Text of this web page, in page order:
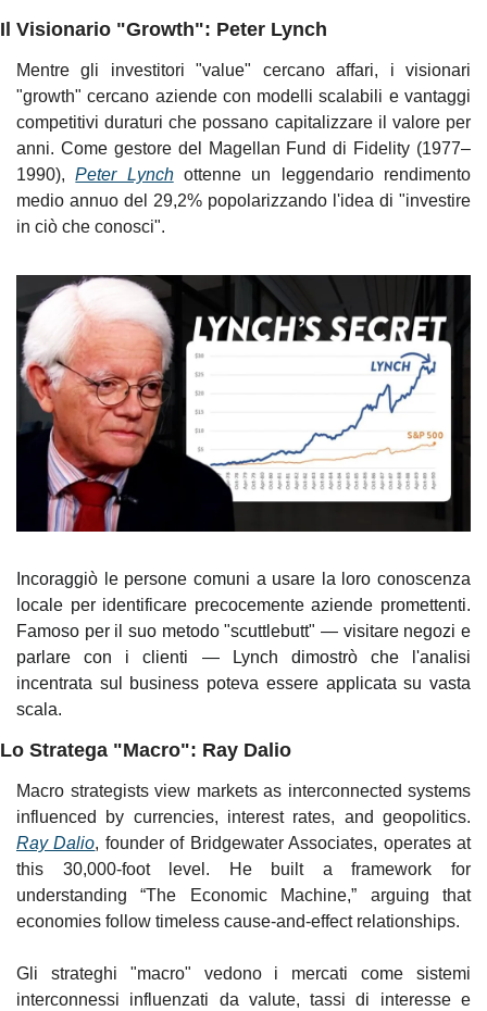
Il Visionario "Growth": Peter Lynch
Mentre gli investitori "value" cercano affari, i visionari
"growth" cercano aziende con modelli scalabili e vantaggi
competitivi duraturi che possano capitalizzare il valore per
anni. Come gestore del Magellan Fund di Fidelity (1977–
1990), Peter Lynch ottenne un leggendario rendimento
medio annuo del 29,2% popolarizzando l'idea di "investire
in ciò che conosci".
Incoraggiò le persone comuni a usare la loro conoscenza
locale per identificare precocemente aziende promettenti.
Famoso per il suo metodo "scuttlebutt" — visitare negozi e
parlare con i clienti — Lynch dimostrò che l'analisi
incentrata sul business poteva essere applicata su vasta
scala.
Lo Stratega "Macro": Ray Dalio
Macro strategists view markets as interconnected systems
Ray Dalio, founder of Bridgewater Associates, operates at
this 30,000-foot level. He built a framework for
understanding “The Economic Machine,” arguing that
economies follow timeless cause-and-effect relationships.
Gli strateghi "macro" vedono i mercati come sistemi
interconnessi influenzati da valute, tassi di interesse e